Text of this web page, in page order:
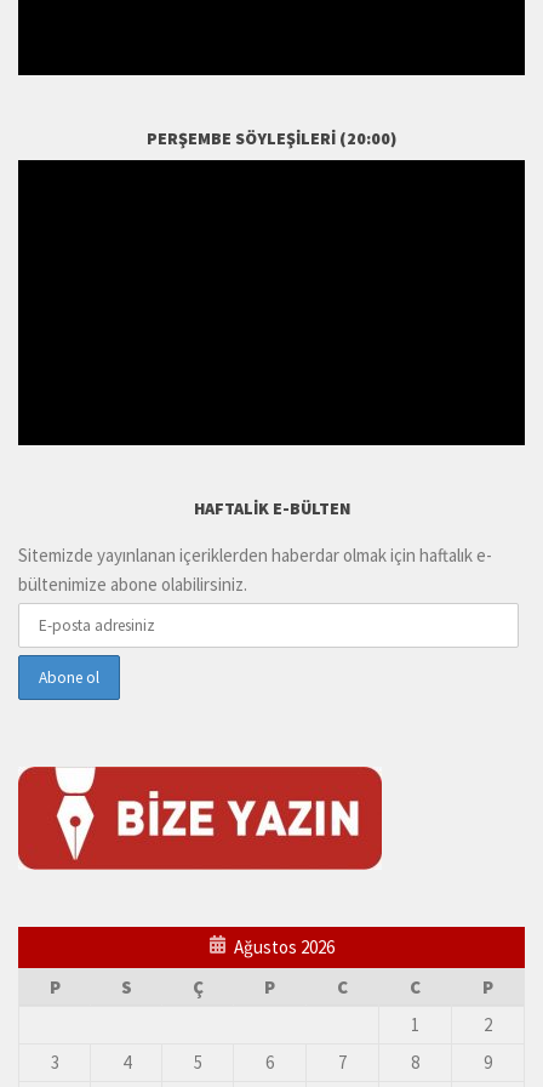
PERŞEMBE SÖYLEŞILERI (20:00)
HAFTALIK E-BÜLTEN
Sitemizde yayınlanan içeriklerden haberdar olmak için haftalık e-
bültenimize abone olabilirsiniz.
Ağustos 2026
P
S Ç P C C
P
1
2
3
4 5 6 7 8 9